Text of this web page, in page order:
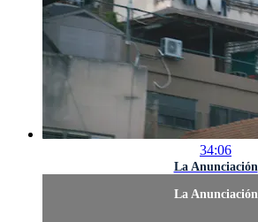
34:06
La Anunciación
La Anunciación